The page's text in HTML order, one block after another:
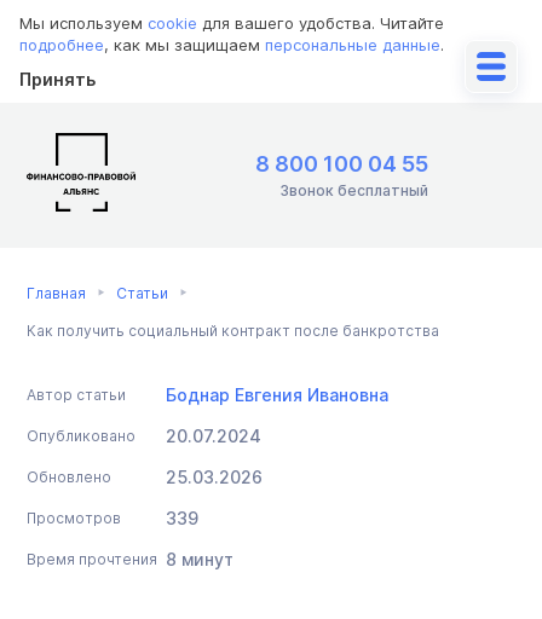
Мы используем cookie для вашего удобства. Читайте
подробнее, как мы защищаем персональные данные.
Принять
8 800 100 04 55
Звонок бесплатный
Главная Статьи
Как получить социальный контракт после банкротства
Автор статьи Боднар Евгения Ивановна
Опубликовано 20.07.2024
Обновлено 25.03.2026
Просмотров 339
Время прочтения 8 минут